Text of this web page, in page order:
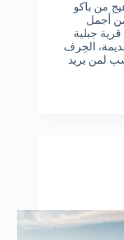
من باكو
أجمل
قرية جبلية
الحِرف
لمن يريد